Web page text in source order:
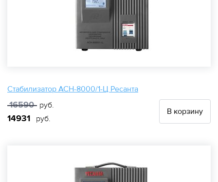
Стабилизатор АСН-8000/1-Ц Ресанта
16590 руб.
14931 руб.
В корзину